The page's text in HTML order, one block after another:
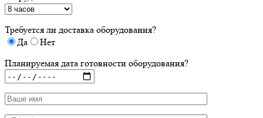
Требуется ли доставка оборудования?
Да
Нет
Планируемая дата готовности оборудования?